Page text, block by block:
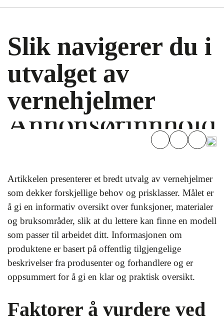
Slik navigerer du i
utvalget av
vernehjelmer
Artikkelen presenterer et bredt utvalg av vernehjelmer
som dekker forskjellige behov og prisklasser. Målet er
å gi en informativ oversikt over funksjoner, materialer
og bruksområder, slik at du lettere kan finne en modell
som passer til arbeidet ditt. Informasjonen om
produktene er basert på offentlig tilgjengelige
beskrivelser fra produsenter og forhandlere og er
oppsummert for å gi en klar og praktisk oversikt.
Faktorer å vurdere ved